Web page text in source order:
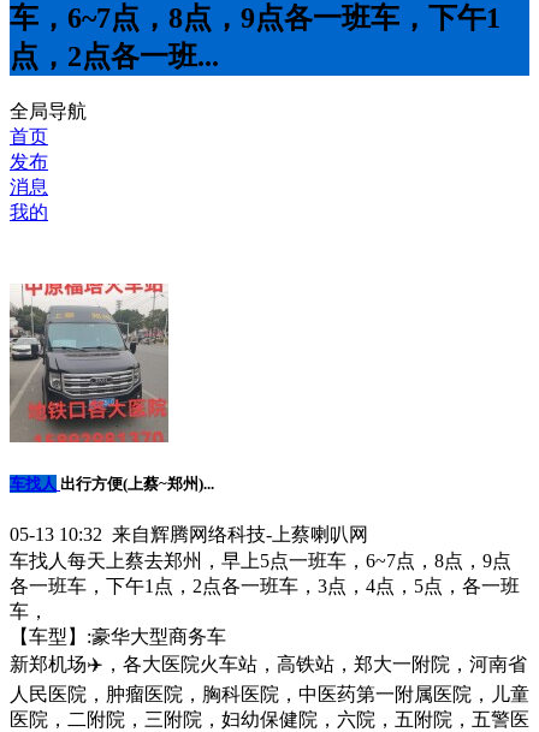
车，6~7点，8点，9点各一班车，下午1
点，2点各一班...
全局导航
首页
发布
消息
我的
车找人 出行方便(上蔡~郑州)...
05-13 10:32 来自辉腾网络科技-上蔡喇叭网
车找人每天上蔡去郑州，早上5点一班车，6~7点，8点，9点
各一班车，下午1点，2点各一班车，3点，4点，5点，各一班
车，
【车型】:豪华大型商务车
新郑机场✈️，各大医院火车站，高铁站，郑大一附院，河南省
人民医院，肿瘤医院，胸科医院，中医药第一附属医院，儿童
医院，二附院，三附院，妇幼保健院，六院，五附院，五警医